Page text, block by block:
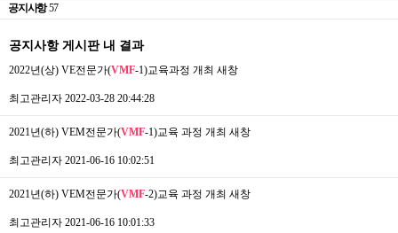
공지사항 57
공지사항 게시판 내 결과
2022년(상) VE전문가(VMF-1)교육과정 개최 새창
최고관리자 2022-03-28 20:44:28
2021년(하) VEM전문가(VMF-1)교육 과정 개최 새창
최고관리자 2021-06-16 10:02:51
2021년(하) VEM전문가(VMF-2)교육 과정 개최 새창
최고관리자 2021-06-16 10:01:33